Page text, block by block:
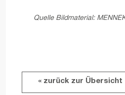
Quelle Bildmaterial:
« zurück zur Übersicht